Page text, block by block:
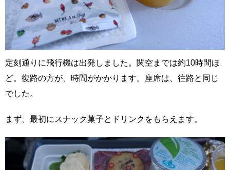
定刻通りに飛行機は出発しました。関空までは約10時間ほ
ど。復路の方が、時間がかかります。座席は、往路と同じ
でした。
まず、最初にスナック菓子とドリンクをもらえます。